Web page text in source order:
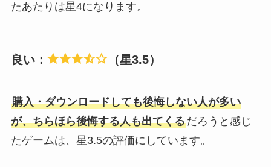
たあたりは星4になります。
良い： （星3.5）
購入・ダウンロードしても後悔しない人が多い
が、ちらほら後悔する人も出てくるだろうと感じ
たゲームは、星3.5の評価にしています。